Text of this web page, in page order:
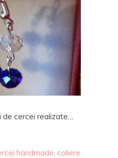
de cercei realizate…
handmade, coliere